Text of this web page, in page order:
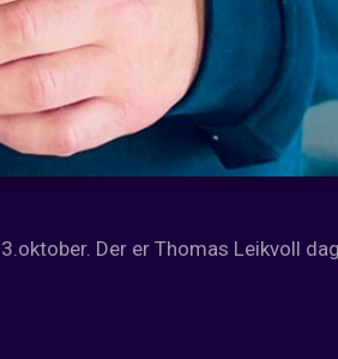
Der er Thomas Leikvoll